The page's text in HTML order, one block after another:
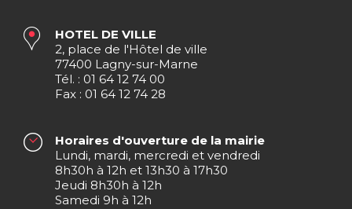
HOTEL DE VILLE
2, place de l'Hôtel de ville
77400 Lagny-sur-Marne
Tél. : 01 64 12 74 00
Fax : 01 64 12 74 28
Horaires d'ouverture de la mairie
Lundi, mardi, mercredi et vendredi
8h30h à 12h et 13h30 à 17h30
Jeudi 8h30h à 12h
Samedi 9h à 12h